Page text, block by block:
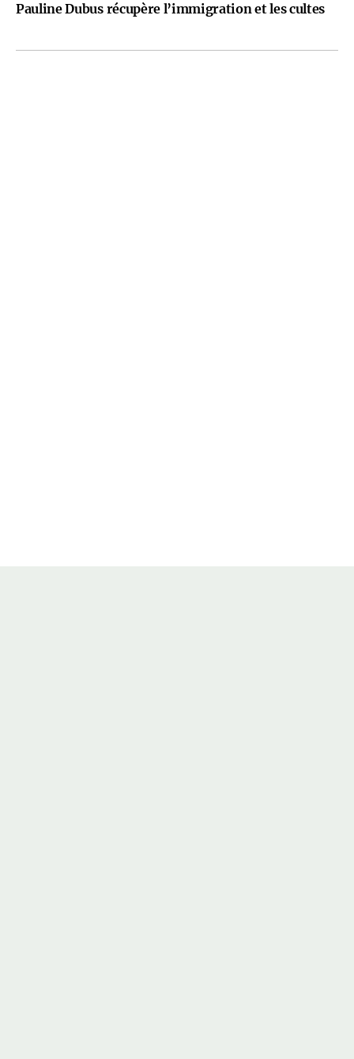
Pauline Dubus récupère l’immigration et les cultes